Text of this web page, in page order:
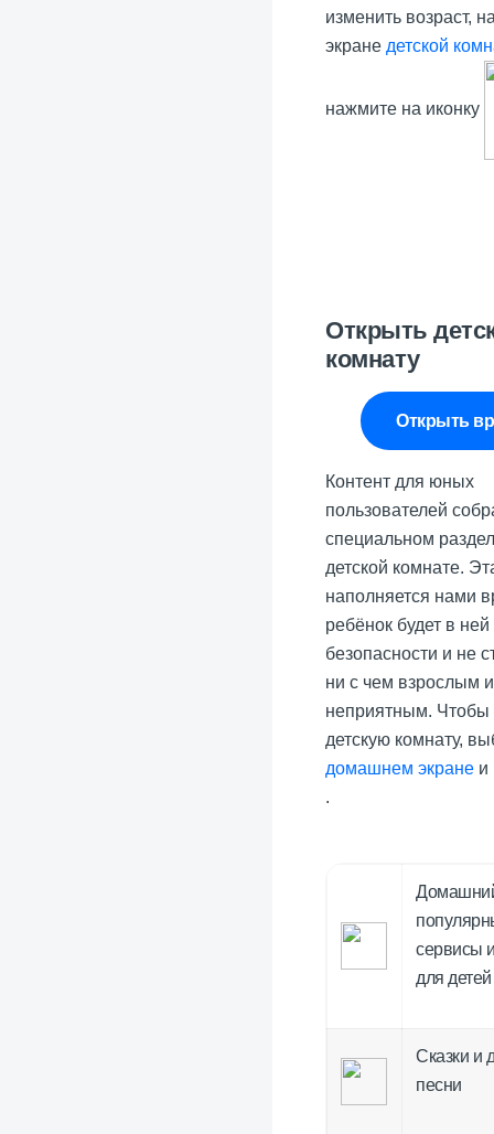
изменить возраст,
экране детской
нажмите на иконку
Открыть
комнату
Открыть
Контент для юных
пользователей
специальном
детской комнате.
наполняется нами
ребёнок будет в ней
безопасности и не
ни с чем взрослым
неприятным. Чтобы
детскую комнату,
домашнем экране и
.
сервисы
для детей
Сказки и
песни